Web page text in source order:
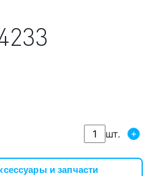
шт. +
и запчасти